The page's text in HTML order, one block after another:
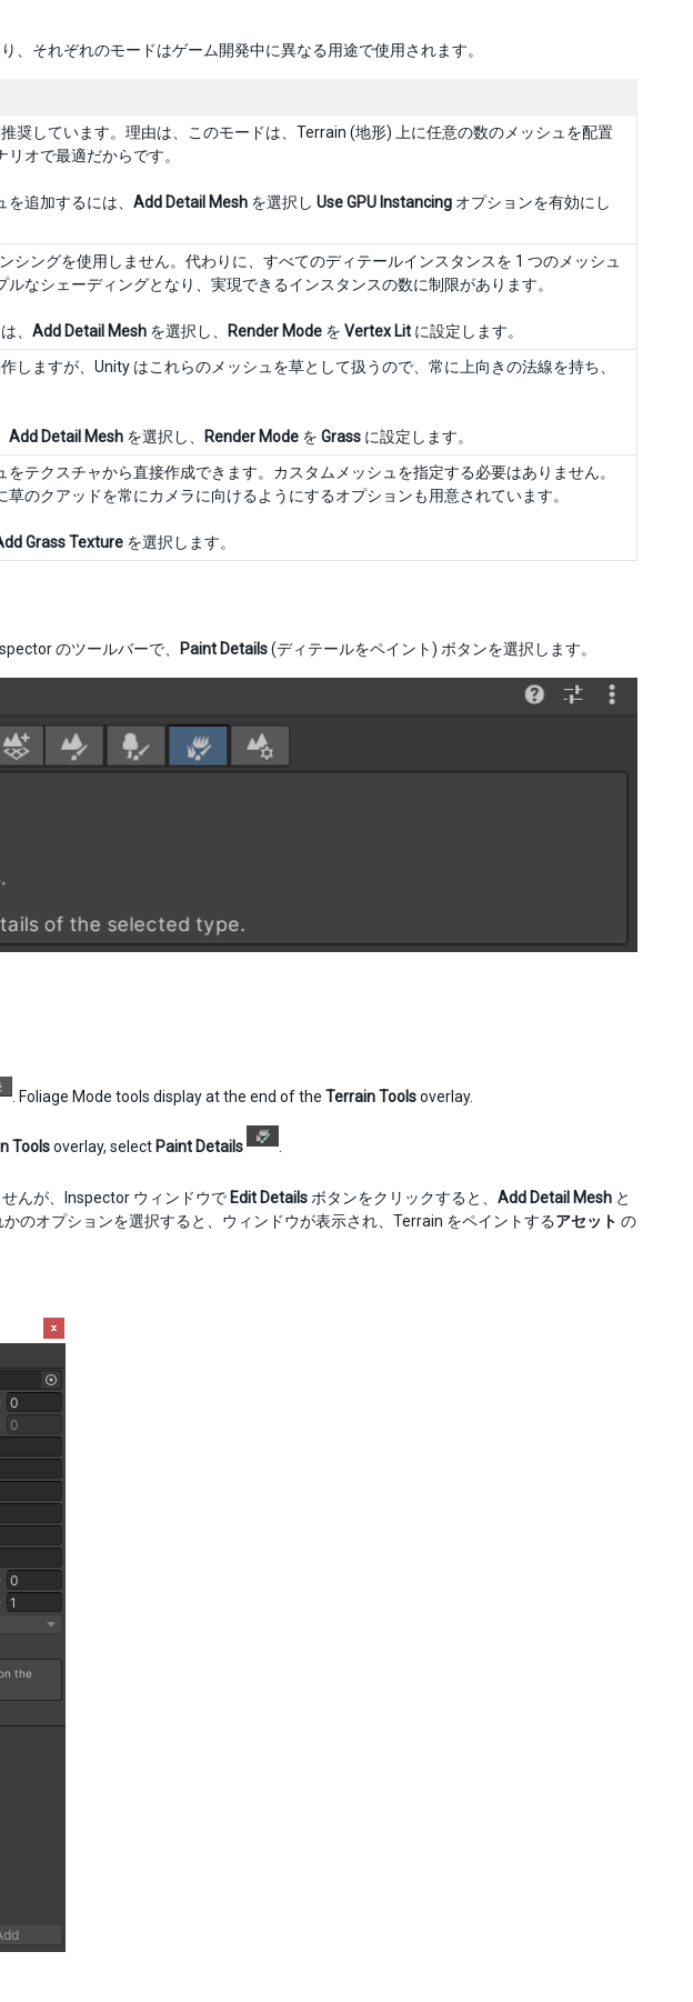
、それぞれのモードはゲーム開発中に異なる用途で使用されます。
奨しています。理由は、このモードは、Terrain (地形) 上に任意の数のメッシュを配置
オで最適だからです。
追加するには、 Add Detail Mesh を選択し Use GPU Instancing オプションを有効にし
シングを使用しません。代わりに、すべてのディテールインスタンスを 1 つのメッシュ
なシェーディングとなり、実現できるインスタンスの数に制限があります。
、 Add Detail Mesh を選択し、 Render Mode を Vertex Lit に設定します。
しますが、Unity はこれらのメッシュを草として扱うので、常に上向きの法線を持ち、
Add Detail Mesh を選択し、 Render Mode を Grass に設定します。
をテクスチャから直接作成できます。カスタムメッシュを指定する必要はありません。
草のクアッドを常にカメラに向けるようにするオプションも用意されています。
Grass Texture を選択します。
のツールバーで、 Paint Details(ディテールをペイント) ボタンを選択します。
. Foliage Mode tools display at the end of the Terrain Toolsoverlay.
Toolsoverlay, select Paint Details
んが、Inspector ウィンドウで Edit Details ボタンをクリックすると、 Add Detail Mesh と
のオプションを選択すると、ウィンドウが表示され、Terrain をペイントするアセット の